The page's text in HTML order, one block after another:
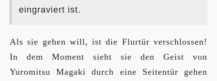
eingraviert ist.
Als sie gehen will, ist die Flurtür verschlossen!
In dem Moment sieht sie den Geist von
Yuromitsu Magaki durch eine Seitentür gehen